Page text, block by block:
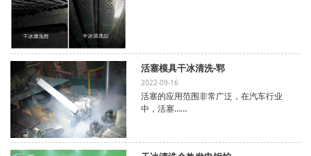
活塞模具干冰清洗-郓
2022-09-16
活塞的应用范围非常广泛，在汽车行业
中，活塞……